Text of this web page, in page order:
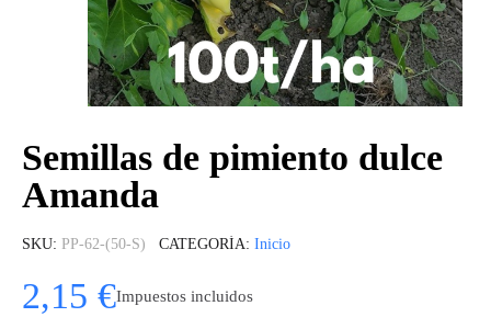
Semillas de pimiento dulce
Amanda
SKU PP-62-(50-S) CATEGORÍA Inicio
2,15 €Impuestos incluidos